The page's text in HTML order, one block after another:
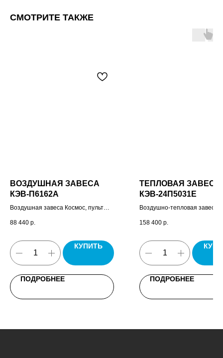
СМОТРИТЕ ТАКЖЕ
ВОЗДУШНАЯ ЗАВЕСА
КЭВ-П6162А
Воздушная завеса Космос, пульт
крепежных кронштейнов, паспорт.
88 440 р.
КУПИТЬ
ПОДРОБНЕЕ
ТЕПЛОВАЯ ЗАВЕСА
КЭВ-24П5031E
Воздушно-тепловая завеса
крепежных кронштейнов,
158 400 р.
ПОДРОБНЕЕ